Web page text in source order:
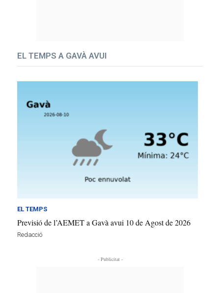
EL TEMPS A GAVÀ AVUI
EL TEMPS
Previsió de l’AEMET a Gavà avui 10 de Agost de 2026
Redacció
- Publicitat -